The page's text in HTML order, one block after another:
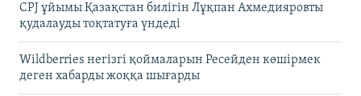
CPJ ұйымы Қазақстан билігін Лұқпан Ахмедияровты
қудалауды тоқтатуға үндеді
Wildberries негізгі қоймаларын Ресейден көшірмек
деген хабарды жоққа шығарды